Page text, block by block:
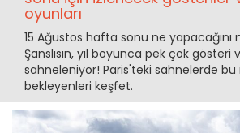
oyunları
15 Ağustos hafta sonu ne yapacağını
Şanslısın, yıl boyunca pek çok
sahneleniyor! Paris'teki sahnelerde
bekleyenleri keşfet.